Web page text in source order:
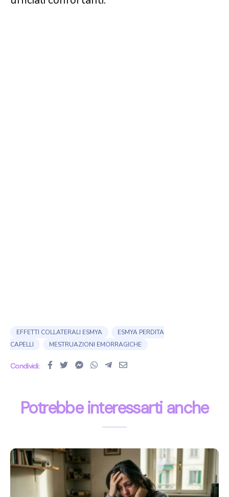
EFFETTI COLLATERALI ESMYA
ESMYA PERDITA
CAPELLI
MESTRUAZIONI EMORRAGICHE
Condividi:
Potrebbe interessarti anche